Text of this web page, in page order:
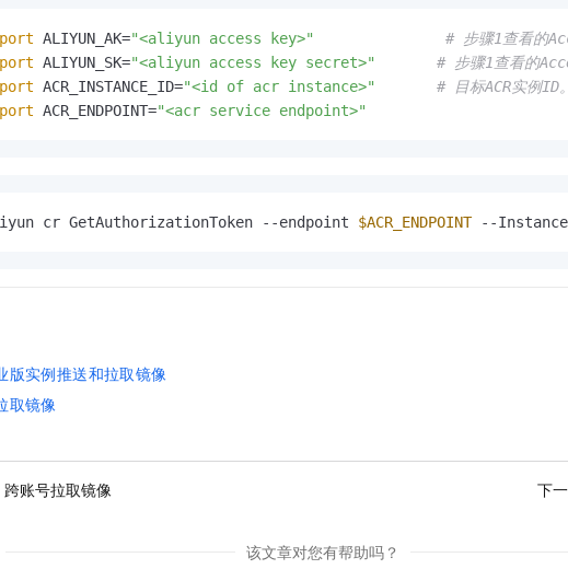
ALIYUN_AK="<aliyun access key>"
# 步骤1查看的
ALIYUN_SK="<aliyun access key secret>"
# 步骤1查看的
ACR_INSTANCE_ID="<id of acr instance>"
# 目标ACR实例ID。
ACR_ENDPOINT="<acr service endpoint>"
cr GetAuthorizationToken --endpoint $ACR_ENDPOINT --
版实例推送和拉取镜像
取镜像
跨账号拉取镜像 下
该文章对您有帮助吗？